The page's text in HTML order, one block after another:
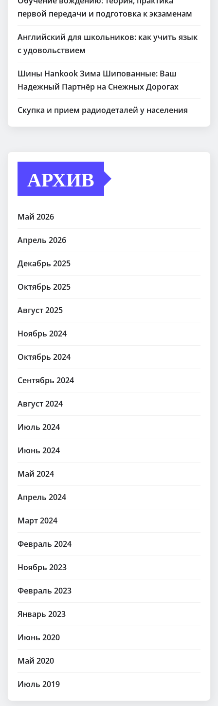
первой передачи и подготовка к экзаменам
Английский для школьников: как учить язык
с удовольствием
Шины Hankook Зима Шипованные: Ваш
Надежный Партнёр на Снежных Дорогах
Скупка и прием радиодеталей у населения
АРХИВ
Май 2026
Апрель 2026
Декабрь 2025
Октябрь 2025
Август 2025
Ноябрь 2024
Октябрь 2024
Сентябрь 2024
Август 2024
Июль 2024
Июнь 2024
Май 2024
Апрель 2024
Март 2024
Февраль 2024
Ноябрь 2023
Февраль 2023
Январь 2023
Июнь 2020
Май 2020
Июль 2019